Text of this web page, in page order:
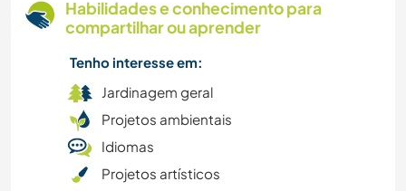
NATURALEZA
ATIVIDADES AO AR LIVRE
Habilidades e conhecimento para
compartilhar ou aprender
Tenho interesse em:
Jardinagem geral
Projetos ambientais
Idiomas
Projetos artísticos